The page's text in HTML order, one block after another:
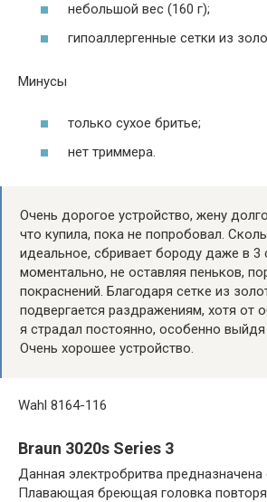
небольшой вес (160 г);
гипоаллергенные сетки из
Минусы
только сухое бритье;
нет триммера.
Очень дорогое устройство, жену
что купила, пока не попробовал.
идеальное, сбривает бороду даже в 3
моментально, не оставляя пеньков,
покраснений. Благодаря сетке из
подвергается раздражениям, хотя от
я страдал постоянно, особенно
Очень хорошее устройство.
Wahl 8164-116
Braun 3020s Series 3
Данная электробритва
Плавающая бреющая головка